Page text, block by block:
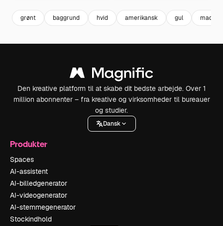
grønt baggrund hvid amerikansk gul mad
Den kreative platform til at skabe dit bedste arbejde. Over 1
million abonnenter – fra kreative og virksomheder til bureauer
og studier.
Dansk
Produkter
Spaces
AI-assistent
AI-billedgenerator
AI-videogenerator
AI-stemmegenerator
Stockindhold